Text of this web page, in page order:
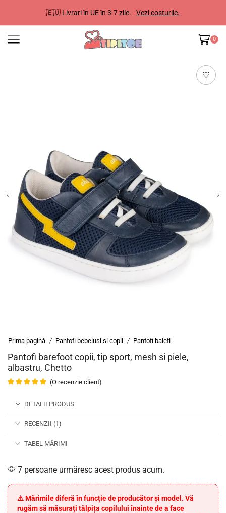
🇪🇺 Livrari în UE în 3-7 zile. Vezi costurile.
0
Prima pagină / Pantofi bebelusi si copii / Pantofi baieti
Pantofi barefoot copii, tip sport, mesh si piele,
albastru, Chetto
(O recenzie client)
DETALII PRODUS
RECENZII (1)
TABEL MĂRIMI
7 persoane urmăresc acest produs acum.
⚠️ Mărimile diferă în funcție de producător și model. Vă
rugăm să măsurați tălpița copilului înainte de a face